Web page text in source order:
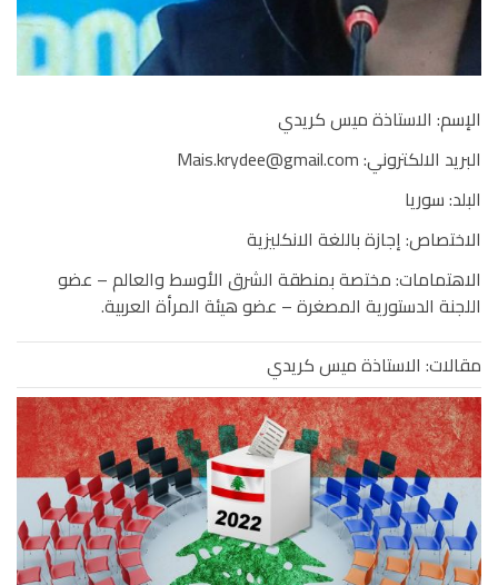
الإسم: الاستاذة ميس كريدي
البريد الالكتروني:Mais.krydee@gmail.com
البلد: سوريا
الاختصاص: إجازة باللغة الانكليزية
الاهتمامات: مختصة بمنطقة الشرق الأوسط والعالم – عضو
اللجنة الدستورية المصغرة – عضو هيئة المرأة العربية.
مقالات: الاستاذة ميس كريدي